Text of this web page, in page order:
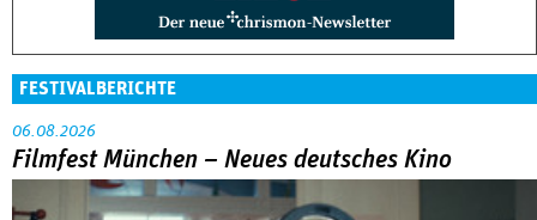
FESTIVALBERICHTE
06.08.2026
Filmfest München – Neues deutsches Kino